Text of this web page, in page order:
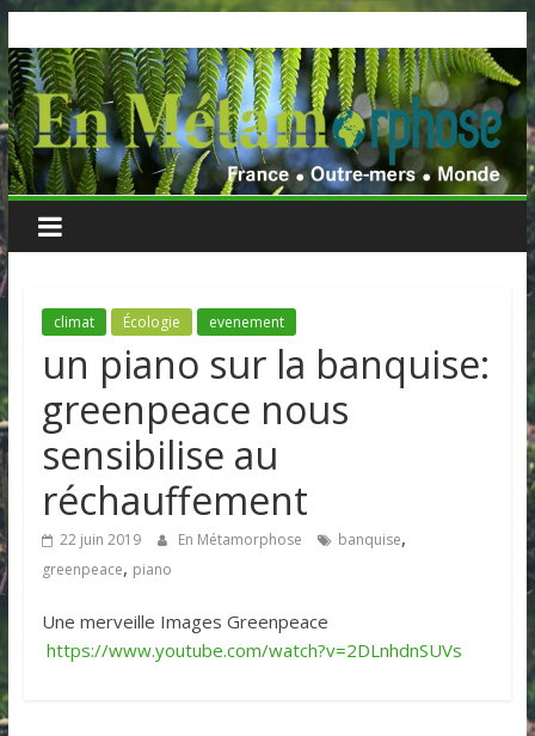
to
content
climat Écologie evenement
un piano sur la banquise:
greenpeace nous
sensibilise au
réchauffement
22 juin 2019 En Métamorphose banquise,
greenpeace, piano
Une merveille Images Greenpeace
https://www.youtube.com/watch?v=2DLnhdnSUVs